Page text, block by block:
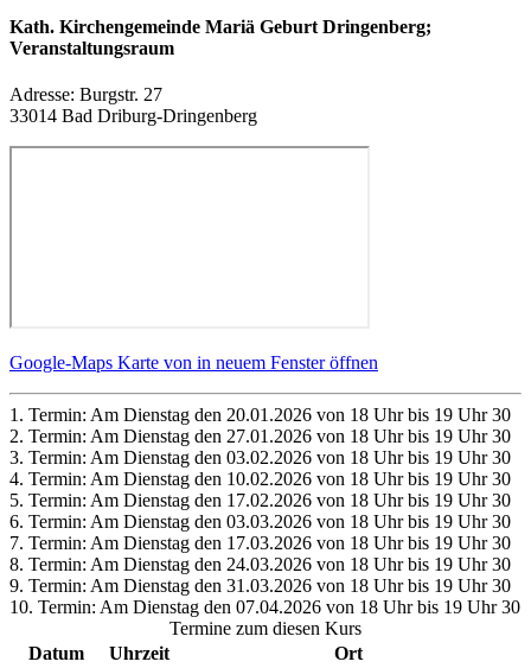
Kath. Kirchengemeinde Mariä Geburt Dringenberg;
Veranstaltungsraum
Adresse: Burgstr. 27
33014 Bad Driburg-Dringenberg
Google-Maps Karte von in neuem Fenster öffnen
1. Termin: Am Dienstag den 20.01.2026 von 18 Uhr bis 19 Uhr 30
2. Termin: Am Dienstag den 27.01.2026 von 18 Uhr bis 19 Uhr 30
3. Termin: Am Dienstag den 03.02.2026 von 18 Uhr bis 19 Uhr 30
4. Termin: Am Dienstag den 10.02.2026 von 18 Uhr bis 19 Uhr 30
5. Termin: Am Dienstag den 17.02.2026 von 18 Uhr bis 19 Uhr 30
6. Termin: Am Dienstag den 03.03.2026 von 18 Uhr bis 19 Uhr 30
7. Termin: Am Dienstag den 17.03.2026 von 18 Uhr bis 19 Uhr 30
8. Termin: Am Dienstag den 24.03.2026 von 18 Uhr bis 19 Uhr 30
9. Termin: Am Dienstag den 31.03.2026 von 18 Uhr bis 19 Uhr 30
10. Termin: Am Dienstag den 07.04.2026 von 18 Uhr bis 19 Uhr 30
Termine zum diesen Kurs
Datum
Uhrzeit
Ort